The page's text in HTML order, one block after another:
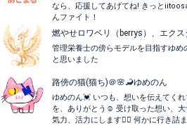
なら、応援してあげてね! きっと
んファイト！
燃やせロワベリ（berrys）、エクス
管理栄養士の傍らモデルを目指すゆ
と思いました
路傍の猫(猫ち)＠🌸🦂ゆめのん
ゆめのん💓 いつも、想いを伝えてく
を、ありがとう☺️ 受け取った想い、
気力、活力にします🙇‍♂️ 何かに行き詰